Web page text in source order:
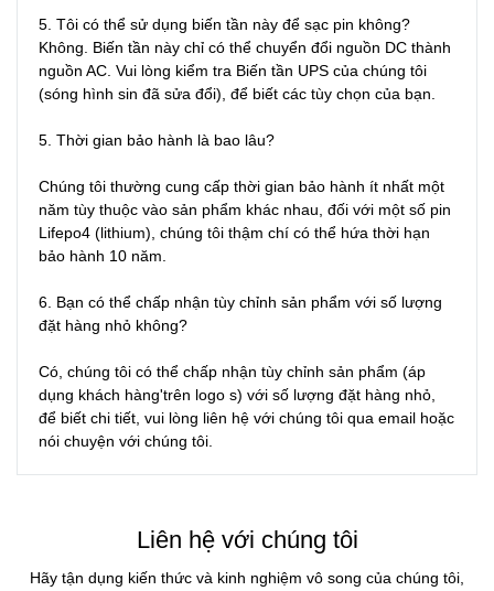
5. Tôi có thể sử dụng biến tần này để sạc pin không?
Không. Biến tần này chỉ có thể chuyển đổi nguồn DC thành
nguồn AC. Vui lòng kiểm tra Biến tần UPS của chúng tôi
(sóng hình sin đã sửa đổi), để biết các tùy chọn của bạn.
5. Thời gian bảo hành là bao lâu?
Chúng tôi thường cung cấp thời gian bảo hành ít nhất một
năm tùy thuộc vào sản phẩm khác nhau, đối với một số pin
Lifepo4 (lithium), chúng tôi thậm chí có thể hứa thời hạn
bảo hành 10 năm.
6. Bạn có thể chấp nhận tùy chỉnh sản phẩm với số lượng
đặt hàng nhỏ không?
Có, chúng tôi có thể chấp nhận tùy chỉnh sản phẩm (áp
dụng khách hàng'trên logo s) với số lượng đặt hàng nhỏ,
để biết chi tiết, vui lòng liên hệ với chúng tôi qua email hoặc
nói chuyện với chúng tôi.
Liên hệ với chúng tôi
Hãy tận dụng kiến ​​thức và kinh nghiệm vô song của chúng tôi,